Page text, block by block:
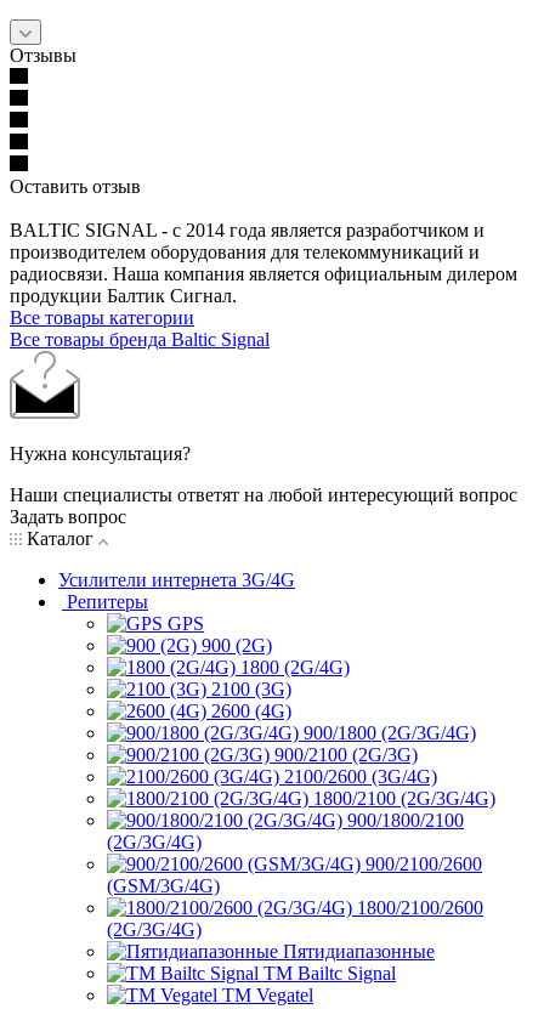
Отзывы
Оставить отзыв
BALTIC SIGNAL - с 2014 года является разработчиком и
производителем оборудования для телекоммуникаций и
радиосвязи. Наша компания является официальным дилером
продукции Балтик Сигнал.
Все товары категории
Все товары бренда Baltic Signal
Нужна консультация?
Наши специалисты ответят на любой интересующий вопрос
Задать вопрос
Каталог
Усилители интернета 3G/4G
Репитеры
GPS
900 (2G)
1800 (2G/4G)
2100 (3G)
2600 (4G)
900/1800 (2G/3G/4G)
900/2100 (2G/3G)
2100/2600 (3G/4G)
1800/2100 (2G/3G/4G)
900/1800/2100
(2G/3G/4G)
900/2100/2600
(GSM/3G/4G)
1800/2100/2600
(2G/3G/4G)
Пятидиапазонные
ТМ Bailtc Signal
ТМ Vegatel